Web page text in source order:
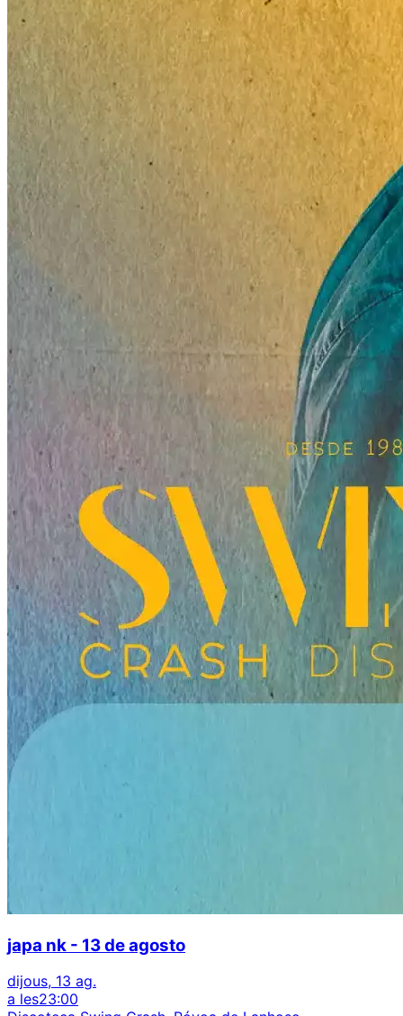
japa nk - 13 de agosto
dijous, 13 ag.
a les23:00